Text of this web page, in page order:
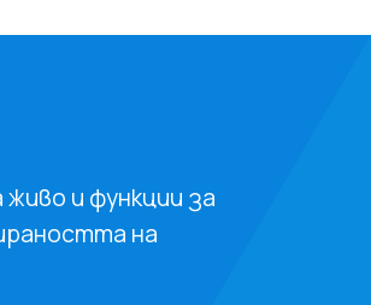
и функции за
на